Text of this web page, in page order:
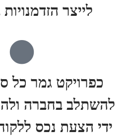
לייצר
כפרויקט גמר כל
להשתלב בחברה
ידי הצעת נכס